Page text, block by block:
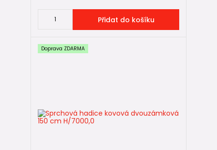
Přidat do košíku
Doprava ZDARMA